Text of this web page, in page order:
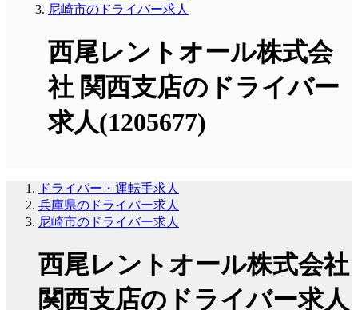
尼崎市のドライバー求人
西尾レントオール株式会
社 関西支店のドライバー
求人(1205677)
ドライバー・運転手求人
兵庫県のドライバー求人
尼崎市のドライバー求人
西尾レントオール株式会社
関西支店のドライバー求人